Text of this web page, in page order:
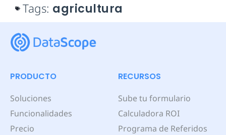
Tags: agricultura
PRODUCTO
Soluciones
Funcionalidades
Precio
RECURSOS
Sube tu formulario
Calculadora ROI
Programa de Referidos